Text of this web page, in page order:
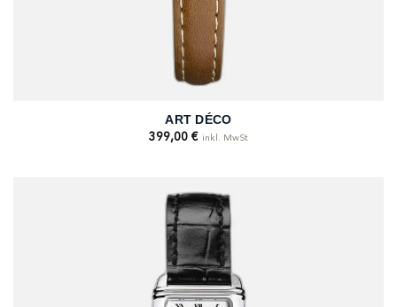
ART DÉCO
399,00 € inkl. MwSt